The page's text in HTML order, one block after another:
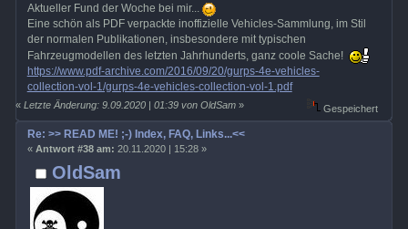
Aktueller Fund der Woche bei mir...
Eine schön als PDF verpackte inoffizielle Vehicles-Sammlung, im Stil
der normalen Publikationen, insbesondere mit typischen
Fahrzeugmodellen des letzten Jahrhunderts, ganz coole Sache!
https://www.pdf-archive.com/2016/09/20/gurps-4e-vehicles-
collection-vol-1/gurps-4e-vehicles-collection-vol-1.pdf
«Letzte Änderung: 9.09.2020 | 01:39 von OldSam » Gespeichert
OldSam
Re: >> READ ME! ;-) Index, FAQ, Links...<<
« Antwort #38 am: 20.11.2020 | 15:28 »